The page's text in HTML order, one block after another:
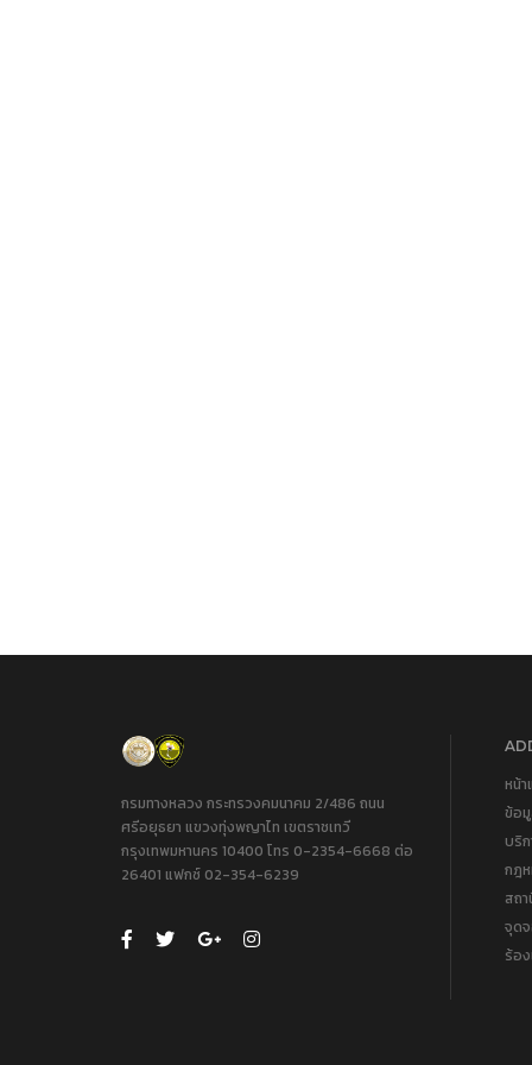
กรมทางหลวง กระทรวงคมนาคม 2/486 ถนน
ศรีอยุธยา แขวงทุ่งพญาไท เขตราชเทวี
กรุงเทพมหานคร 10400 โทร 0-2354-6668 ต่อ
26401 แฟกซ์ 02-354-6239
หน้
ข้อ
บริ
กฎ
สถ
จุด
ร้อ